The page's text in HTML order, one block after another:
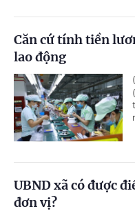
Căn cứ tính tiền
lao động
UBND xã có được
đơn vị?